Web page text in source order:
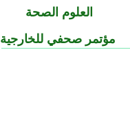
العلوم الصحة
مؤتمر صحفي للخارجية